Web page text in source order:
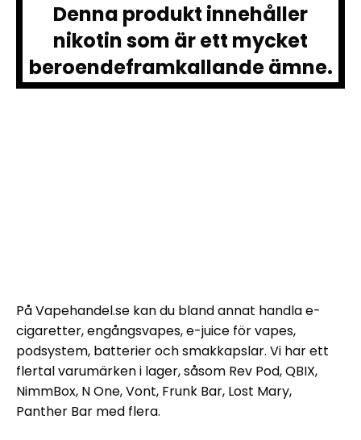
Denna produkt innehåller
nikotin som är ett mycket
beroendeframkallande ämne.
På Vapehandel.se kan du bland annat handla e-
cigaretter, engångsvapes, e-juice för vapes,
podsystem, batterier och smakkapslar. Vi har ett
flertal varumärken i lager, såsom Rev Pod, QBIX,
NimmBox, N One, Vont, Frunk Bar, Lost Mary,
Panther Bar med flera.